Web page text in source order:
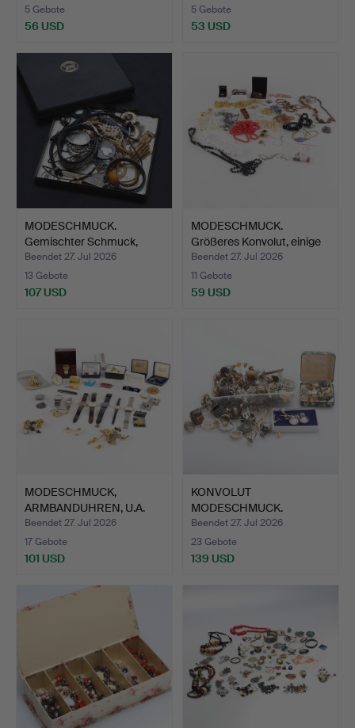
5 Gebote
56 USD
5 Gebote
53 USD
MODESCHMUCK.
Gemischter Schmuck,
teilweise…
Beendet 27. Jul 2026
13 Gebote
107 USD
MODESCHMUCK.
Größeres Konvolut, einige
Tei…
Beendet 27. Jul 2026
11 Gebote
59 USD
MODESCHMUCK,
ARMBANDUHREN, U.A.
Seiko, Gon…
Beendet 27. Jul 2026
17 Gebote
101 USD
KONVOLUT
MODESCHMUCK.
Beendet 27. Jul 2026
23 Gebote
139 USD